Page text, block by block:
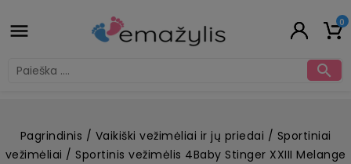
 0

Pagrindinis Vaikiški vežimėliai ir jų priedai
Sportiniai
vežimėliai
Sportinis vežimėlis 4Baby Stinger XXIII Melange